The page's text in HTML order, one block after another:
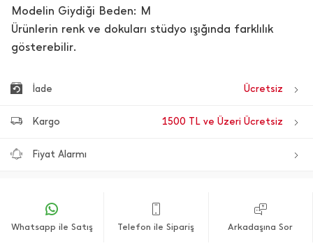
Modelin Giydiği Beden: M
Ürünlerin renk ve dokuları stüdyo ışığında farklılık
gösterebilir.
İade Ücretsiz
Kargo 1500 TL ve Üzeri Ücretsiz
Fiyat Alarmı
Whatsapp ile Satış Telefon ile Sipariş Arkadaşına Sor